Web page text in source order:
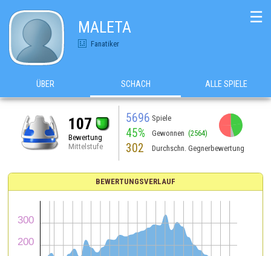
MALETA
Fanatiker
☰
ÜBER SCHACH ALLE SPIELE
107
Bewertung
Mittelstufe
5696 Spiele
45% Gewonnen (2564)
302 Durchschn. Gegnerbewertung
BEWERTUNGSVERLAUF